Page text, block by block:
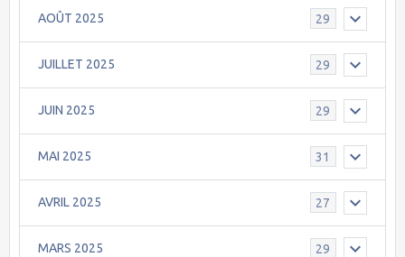
AOÛT 2025 29
JUILLET 2025 29
JUIN 2025 29
MAI 2025 31
AVRIL 2025 27
MARS 2025 29